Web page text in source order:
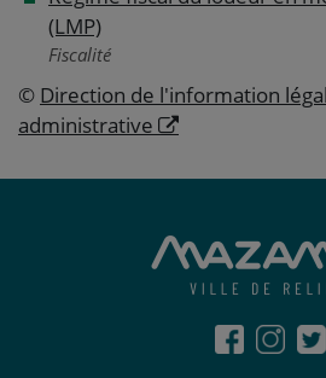
(LMP)
Fiscalité
© Direction de l'information
administrative